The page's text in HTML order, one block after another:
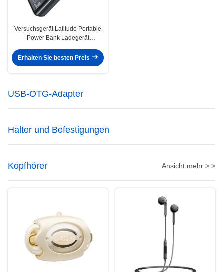
Versuchsgerät Latitude Portable
Power Bank Ladegerät
Erhalten Sie besten Preis
USB-OTG-Adapter
Halter und Befestigungen
Kopfhörer Ansicht mehr > >